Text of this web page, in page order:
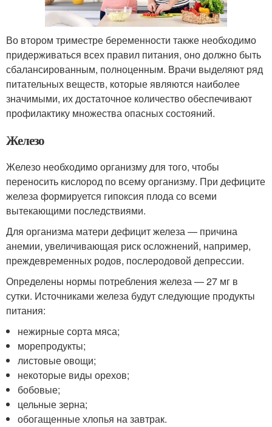
Во втором триместре беременности также необходимо
придерживаться всех правил питания, оно должно быть
сбалансированным, полноценным. Врачи выделяют ряд
питательных веществ, которые являются наиболее
значимыми, их достаточное количество обеспечивают
профилактику множества опасных состояний.
Железо
Железо необходимо организму для того, чтобы
переносить кислород по всему организму. При дефиците
железа формируется гипоксия плода со всеми
вытекающими последствиями.
Для организма матери дефицит железа — причина
анемии, увеличивающая риск осложнений, например,
преждевременных родов, послеродовой депрессии.
Определены нормы потребления железа — 27 мг в
сутки. Источниками железа будут следующие продукты
питания:
нежирные сорта мяса;
морепродукты;
листовые овощи;
некоторые виды орехов;
бобовые;
цельные зерна;
обогащенные хлопья на завтрак.